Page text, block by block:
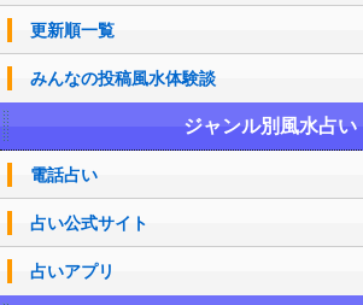
更新順一覧
みんなの投稿風水体験談
ジャンル別風水占い
電話占い
占い公式サイト
占いアプリ